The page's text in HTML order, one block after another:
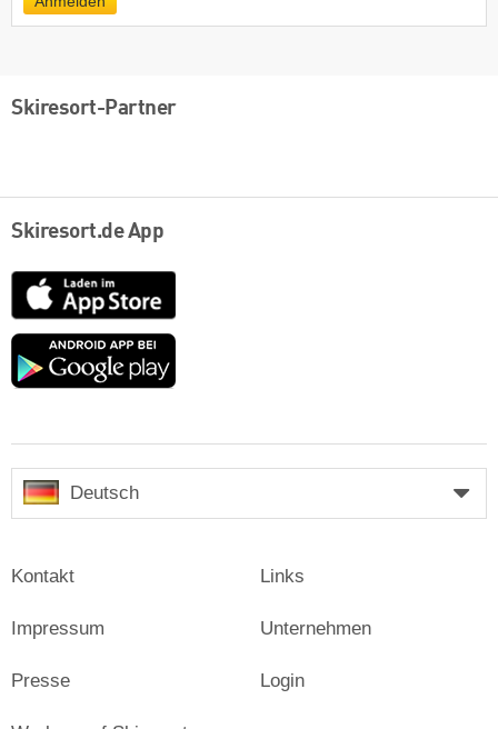
Skiresort-Partner
Skiresort.de App
App
Store
Google
Deutsch
Kontakt
Impressum
Presse
Links
Unternehmen
Login